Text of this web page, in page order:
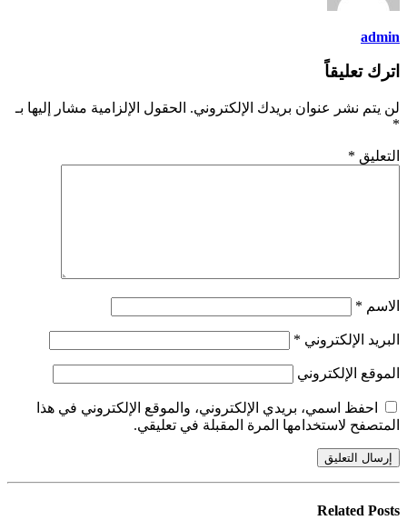
admin
اترك تعليقاً
لن يتم نشر عنوان بريدك الإلكتروني. الحقول الإلزامية مشار إليها بـ
*
التعليق *
الاسم *
البريد الإلكتروني *
الموقع الإلكتروني
احفظ اسمي، بريدي الإلكتروني، والموقع الإلكتروني في هذا
المتصفح لاستخدامها المرة المقبلة في تعليقي.
Related Posts